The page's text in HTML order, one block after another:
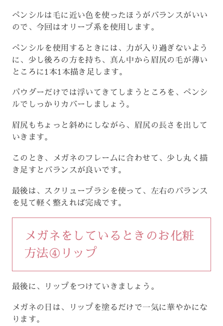
ペンシルは毛に近い色を使ったほうがバランスがいい
ので、今回はオリーブ系を使用します。
ペンシルを使用するときには、力が入り過ぎないよう
に、少し後ろの方を持ち、真ん中から眉尻の毛が薄い
ところに1本1本描き足します。
パウダーだけでは浮いてきてしまうところを、ペンシ
ルでしっかりカバーしましょう。
眉尻もちょっと斜めにしながら、眉尻の長さを出して
いきます。
このとき、メガネのフレームに合わせて、少し丸く描
き足すとバランスが良いです。
最後は、スクリューブラシを使って、左右のバランス
を見て軽く整えれば完成です。
メガネをしているときのお化粧
方法④リップ
最後に、リップをつけていきましょう。
メガネの日は、リップを塗るだけで一気に華やかにな
ります。